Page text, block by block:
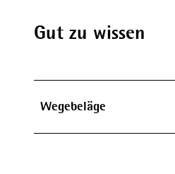
Gut zu wissen
Wegebeläge